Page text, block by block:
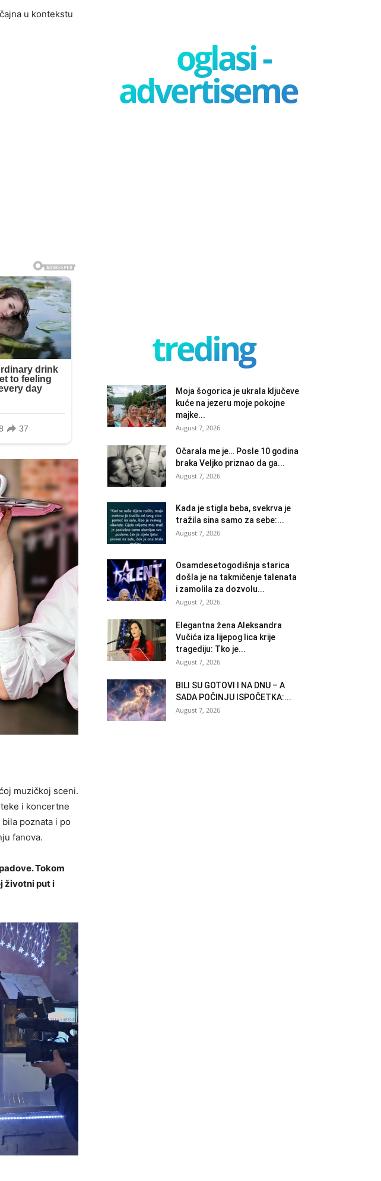
u kontekstu
muzičkoj sceni.
i koncertne
poznata i po
fanova.
Tokom
životni put i
oglasi -
advertisement
treding
Moja šogorica je ukrala ključeve
kuće na jezeru moje pokojne
majke...
August 7, 2026
Očarala me je… Posle 10 godina
braka Veljko priznao da ga...
August 7, 2026
Kada je stigla beba, svekrva je
tražila sina samo za sebe:...
August 7, 2026
Osamdesetogodišnja starica
došla je na takmičenje talenata
i zamolila za dozvolu...
August 7, 2026
Elegantna žena Aleksandra
Vučića iza lijepog lica krije
tragediju: Tko je...
August 7, 2026
BILI SU GOTOVI I NA DNU – A
SADA POČINJU ISPOČETKA:...
August 7, 2026